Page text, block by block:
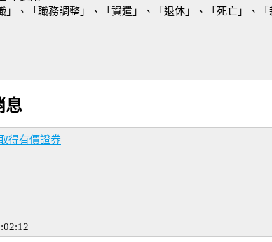
」、「職務調整」、「資遣」、「退休」、「死亡」、「
息
得有價證券